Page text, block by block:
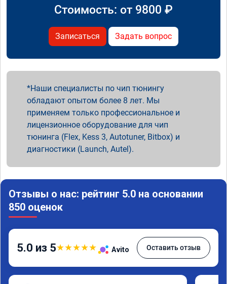
Стоимость: от 9800 ₽
Записаться Задать вопрос
Наши специалисты по чип тюнингу
обладают опытом более 8 лет. Мы
применяем только профессиональное и
лицензионное оборудование для чип
тюнинга (Flex, Kess 3, Autotuner, Bitbox) и
диагностики (Launch, Autel).
Отзывы о нас: рейтинг 5.0 на основании
850 оценок
5.0 из 5★★★★★ Avito Оставить отзыв